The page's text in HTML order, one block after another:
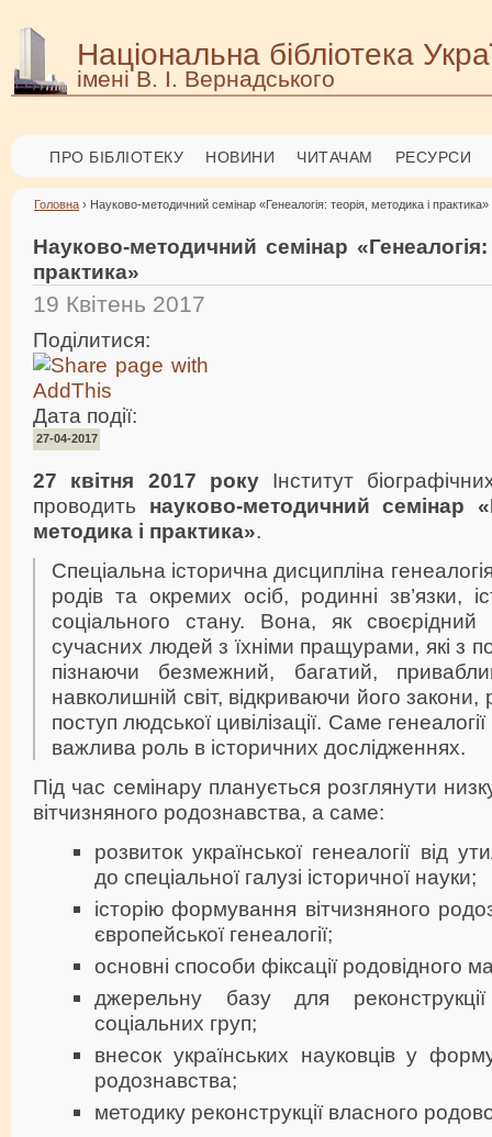
Національна бібліотека
імені В. І. Вернадського
ПРО БІБЛІОТЕКУ НОВИНИ ЧИТАЧАМ РЕСУРСИ
Головна › Науково-методичний семінар «Генеалогія: теорія, методика і практика»
Науково-методичний семінар
практика»
19 Квітень 2017
Поділитися:
Дата події:
27-04-2017
27 квітня 2017 рокуІнститут
проводить науково-методичний семінар
методика і практика».
Спеціальна історична дисципліна
родів та окремих осіб, родинні зв’язки,
соціального стану. Вона, як
сучасних людей з їхніми пращурами, які з
пізнаючи безмежний, багатий,
навколишній світ, відкриваючи його закони,
поступ людської цивілізації. Саме
важлива роль в історичних дослідженнях.
Під час семінару планується розглянути
вітчизняного родознавства, а саме:
розвиток української генеалогії від
до спеціальної галузі історичної науки;
історію формування вітчизняного
європейської генеалогії;
основні способи фіксації родовідного
джерельну базу для реконструкції
соціальних груп;
внесок українських науковців у
родознавства;
методику реконструкції власного